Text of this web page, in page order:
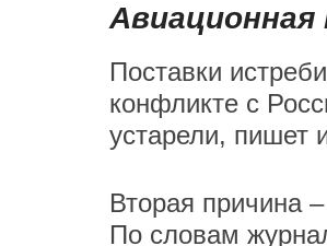
Поставки
конфликте с
устарели, пишет
Вторая причина
По словам